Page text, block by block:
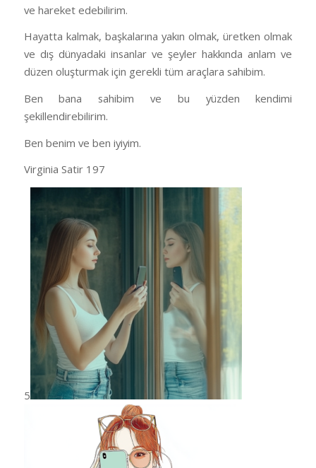
ve hareket edebilirim.
Hayatta kalmak, başkalarına yakın olmak, üretken olmak
ve dış dünyadaki insanlar ve şeyler hakkında anlam ve
düzen oluşturmak için gerekli tüm araçlara sahibim.
Ben bana sahibim ve bu yüzden kendimi
şekillendirebilirim.
Ben benim ve ben iyiyim.
Virginia Satir 197
5